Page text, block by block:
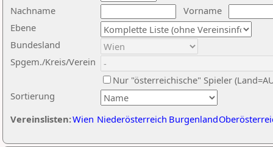
Nachname
Vorname
Ebene
Sortierung
Bundesland
Spgem./Kreis/Verein
Nur "österreichische" Spieler
Vereinslisten:Wien Niederösterreich Burgenland